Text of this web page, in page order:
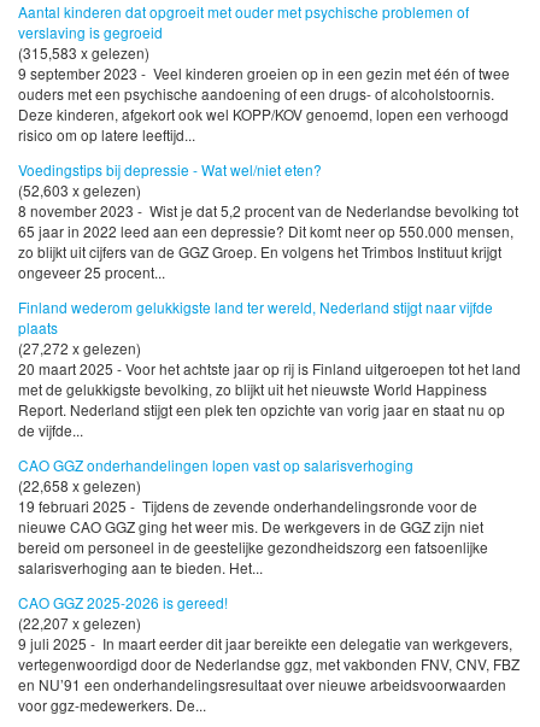
Aantal kinderen dat opgroeit met ouder met psychische problemen of
verslaving is gegroeid
(315,583 x gelezen)
9 september 2023 - Veel kinderen groeien op in een gezin met één of twee
ouders met een psychische aandoening of een drugs- of alcoholstoornis.
Deze kinderen, afgekort ook wel KOPP/KOV genoemd, lopen een verhoogd
risico om op latere leeftijd...
Voedingstips bij depressie - Wat wel/niet eten?
(52,603 x gelezen)
8 november 2023 - Wist je dat 5,2 procent van de Nederlandse bevolking tot
65 jaar in 2022 leed aan een depressie? Dit komt neer op 550.000 mensen,
zo blijkt uit cijfers van de GGZ Groep. En volgens het Trimbos Instituut krijgt
ongeveer 25 procent...
Finland wederom gelukkigste land ter wereld, Nederland stijgt naar vijfde
plaats
(27,272 x gelezen)
20 maart 2025 - Voor het achtste jaar op rij is Finland uitgeroepen tot het land
met de gelukkigste bevolking, zo blijkt uit het nieuwste World Happiness
Report. Nederland stijgt een plek ten opzichte van vorig jaar en staat nu op
de vijfde...
CAO GGZ onderhandelingen lopen vast op salarisverhoging
(22,658 x gelezen)
19 februari 2025 - Tijdens de zevende onderhandelingsronde voor de
nieuwe CAO GGZ ging het weer mis. De werkgevers in de GGZ zijn niet
bereid om personeel in de geestelijke gezondheidszorg een fatsoenlijke
salarisverhoging aan te bieden. Het...
CAO GGZ 2025-2026 is gereed!
(22,207 x gelezen)
9 juli 2025 - In maart eerder dit jaar bereikte een delegatie van werkgevers,
vertegenwoordigd door de Nederlandse ggz, met vakbonden FNV, CNV, FBZ
en NU’91 een onderhandelingsresultaat over nieuwe arbeidsvoorwaarden
voor ggz-medewerkers. De...